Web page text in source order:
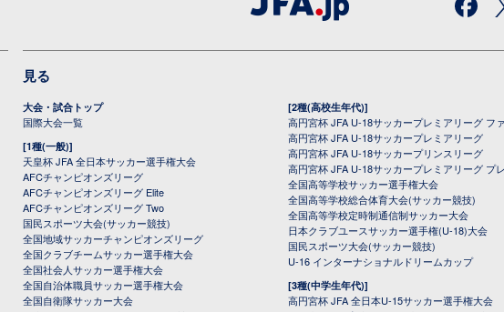
見る
大会・試合トップ
国際大会一覧
[1種(一般)]
天皇杯 JFA 全日本サッカー選手権大会
AFCチャンピオンズリーグ
AFCチャンピオンズリーグ Elite
AFCチャンピオンズリーグ Two
国民スポーツ大会(サッカー競技)
全国地域サッカーチャンピオンズリーグ
全国クラブチームサッカー選手権大会
全国社会人サッカー選手権大会
全国自治体職員サッカー選手権大会
全国自衛隊サッカー大会
[2種(高校生年代)]
高円宮杯 JFA U-18サッカープレミアリーグ フ
高円宮杯 JFA U-18サッカープレミアリーグ
高円宮杯 JFA U-18サッカープリンスリーグ
高円宮杯 JFA U-18サッカープレミアリーグ プ
全国高等学校サッカー選手権大会
全国高等学校総合体育大会(サッカー競技)
全国高等学校定時制通信制サッカー大会
日本クラブユースサッカー選手権(U-18)大会
国民スポーツ大会(サッカー競技)
U-16 インターナショナルドリームカップ
[3種(中学生年代)]
高円宮杯 JFA 全日本U-15サッカー選手権大会